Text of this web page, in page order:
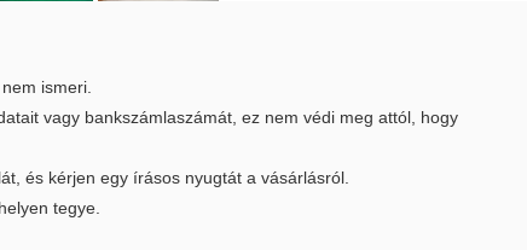
ismeri.
vagy bankszámlaszámát, ez nem védi meg attól, hogy
és kérjen egy írásos nyugtát a vásárlásról.
tegye.